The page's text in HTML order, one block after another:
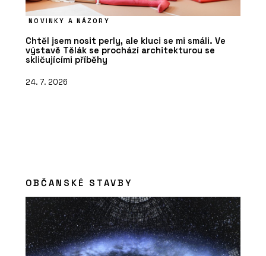
NOVINKY A NÁZORY
Chtěl jsem nosit perly, ale kluci se mi smáli. Ve
výstavě Tělák se prochází architekturou se
skličujícími příběhy
24. 7. 2026
OBČANSKÉ STAVBY